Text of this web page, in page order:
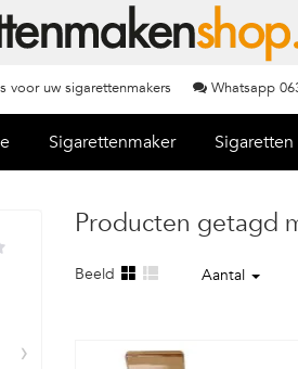
Whatsapp
voor uw sigarettenmakers
Sigarettenmaker Sigaretten
Producten getagd
Beeld Aantal